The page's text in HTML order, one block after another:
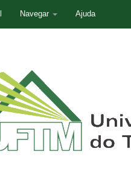
Navegar Ajuda